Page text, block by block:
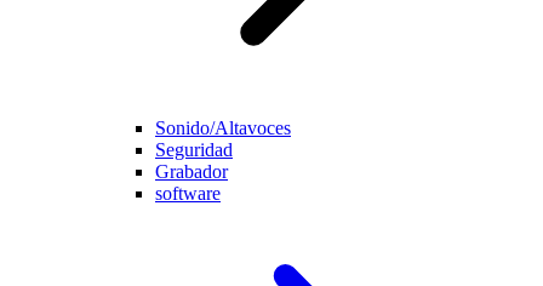
Sonido/Altavoces
Seguridad
Grabador
software